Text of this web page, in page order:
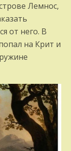
Лемнос,
от него. В
на Крит и